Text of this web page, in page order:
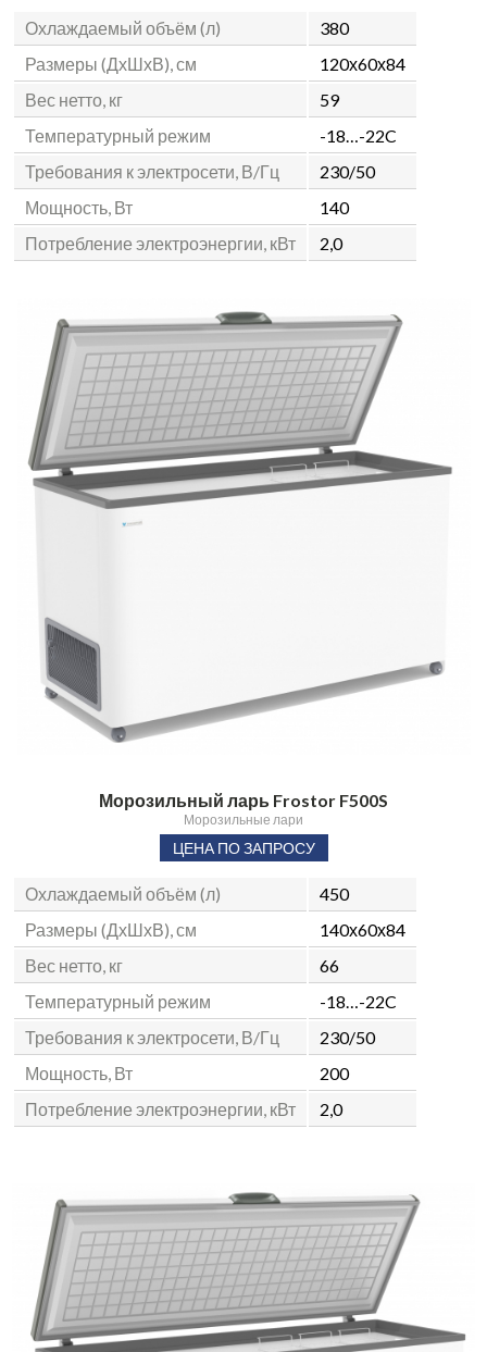
Охлаждаемый объём (л)
380
Размеры (ДхШхВ), см
120х60х84
Вес нетто, кг
59
Температурный режим
-18…-22C
Требования к электросети, В/Гц
230/50
Мощность, Вт
140
Потребление электроэнергии, кВт
2,0
Морозильный ларь Frostor F500S
Морозильные лари
ЦЕНА ПО ЗАПРОСУ
Охлаждаемый объём (л)
450
Размеры (ДхШхВ), см
140х60х84
Вес нетто, кг
66
Температурный режим
-18…-22C
Требования к электросети, В/Гц
230/50
Мощность, Вт
200
Потребление электроэнергии, кВт
2,0